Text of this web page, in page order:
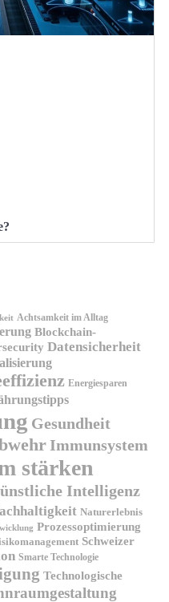
Achtsamkeit im Alltag
Blockchain-
Datensicherheit
Energiesparen
Gesundheit
Immunsystem
stärken
Intelligenz
Naturerlebnis
Prozessoptimierung
Schweizer
Smarte Technologie
Technologische